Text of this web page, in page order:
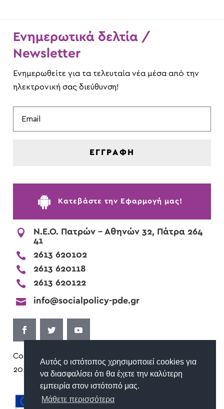
Αυτός ο ιστότοπος χρησιμοποιεί cookies για
να διασφαλίσει ότι θα έχετε την καλύτερη
εμπειρία στον ιστότοπό μας.
Μάθετε περισσότερα
Ενημερωτικά δελτία /
Newsletter
Ενημερωθείτε για τα τελευταία νέα μέσα από την
ηλεκτρονική σας διεύθυνση!
ΕΓΓΡΑΦΗ
 Kατεβάστε την Εφαρμογή μας!

Ν.Ε.Ο. Πατρών - Αθηνών 32, Πάτρα 264
41
 2613 620102
 2613 620118
 2613 620122
 info@socialpolicy-pde.gr
Copyright ©
2026
Προσωπικών Δεδομένων